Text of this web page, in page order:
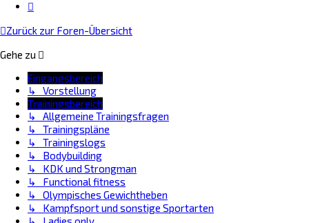
Zurück zur Foren-Übersicht
Gehe zu
Eingangsbereich
↳ Vorstellung
Trainingsbereich
↳ Allgemeine Trainingsfragen
↳ Trainingspläne
↳ Trainingslogs
↳ Bodybuilding
↳ KDK und Strongman
↳ Functional fitness
↳ Olympisches Gewichtheben
↳ Kampfsport und sonstige Sportarten